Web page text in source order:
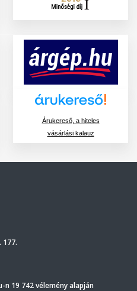
Árukereső, a hiteles
vásárlási kalauz
177.
n 19 742 vélemény alapján